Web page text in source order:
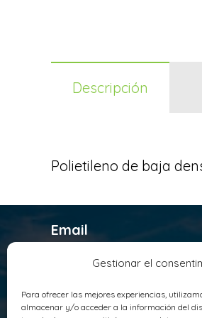
Gestionar el
Para ofrecer las mejores experiencias,
almacenar y/o acceder a la información del
Descripción
Polietileno de baja
Email
+ 57 (60) 1 4178800